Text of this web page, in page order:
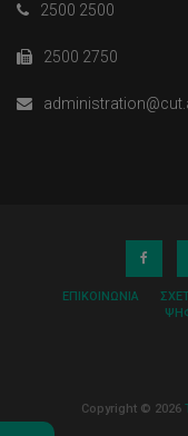
2500 2500
2500 2750
ΕΠΙΚΟΙΝΩΝΊΑ
Copyright © 2026